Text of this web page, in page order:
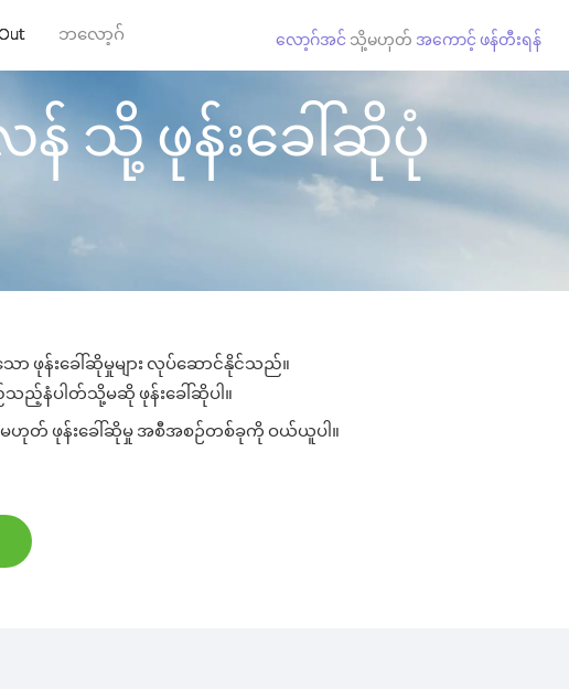
ဘလော့ဂ် လော့ဂ်အင် သို့မဟုတ် အကောင့် ဖန်တီးရန်
သို့ ဖုန်းခေါ်ဆိုပုံ
ဖုန်းခေါ်ဆိုမှုများ လုပ်ဆောင်နိုင်သည်။
သည့်နံပါတ်သို့မဆို ဖုန်းခေါ်ဆိုပါ။
မဟုတ် ဖုန်းခေါ်ဆိုမှု အစီအစဉ်တစ်ခုကို ဝယ်ယူပါ။